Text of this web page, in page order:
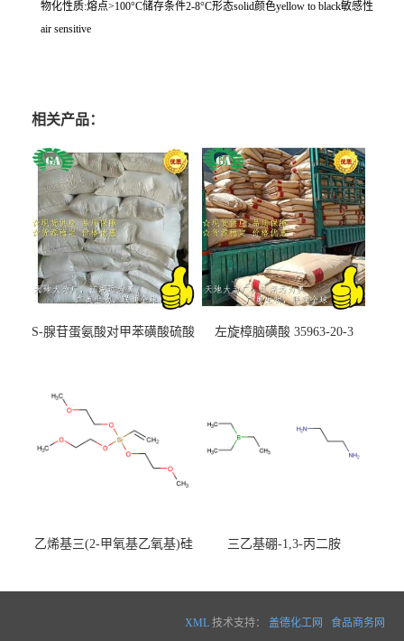
物化性质:熔点>100°C储存条件2-8°C形态solid颜色yellow to black敏感性
air sensitive
相关产品：
S-腺苷蛋氨酸对甲苯磺酸硫酸
左旋樟脑磺酸 35963-20-3
乙烯基三(2-甲氧基乙氧基)硅
三乙基硼-1,3-丙二胺
XML 技术支持： 盖德化工网 食品商务网